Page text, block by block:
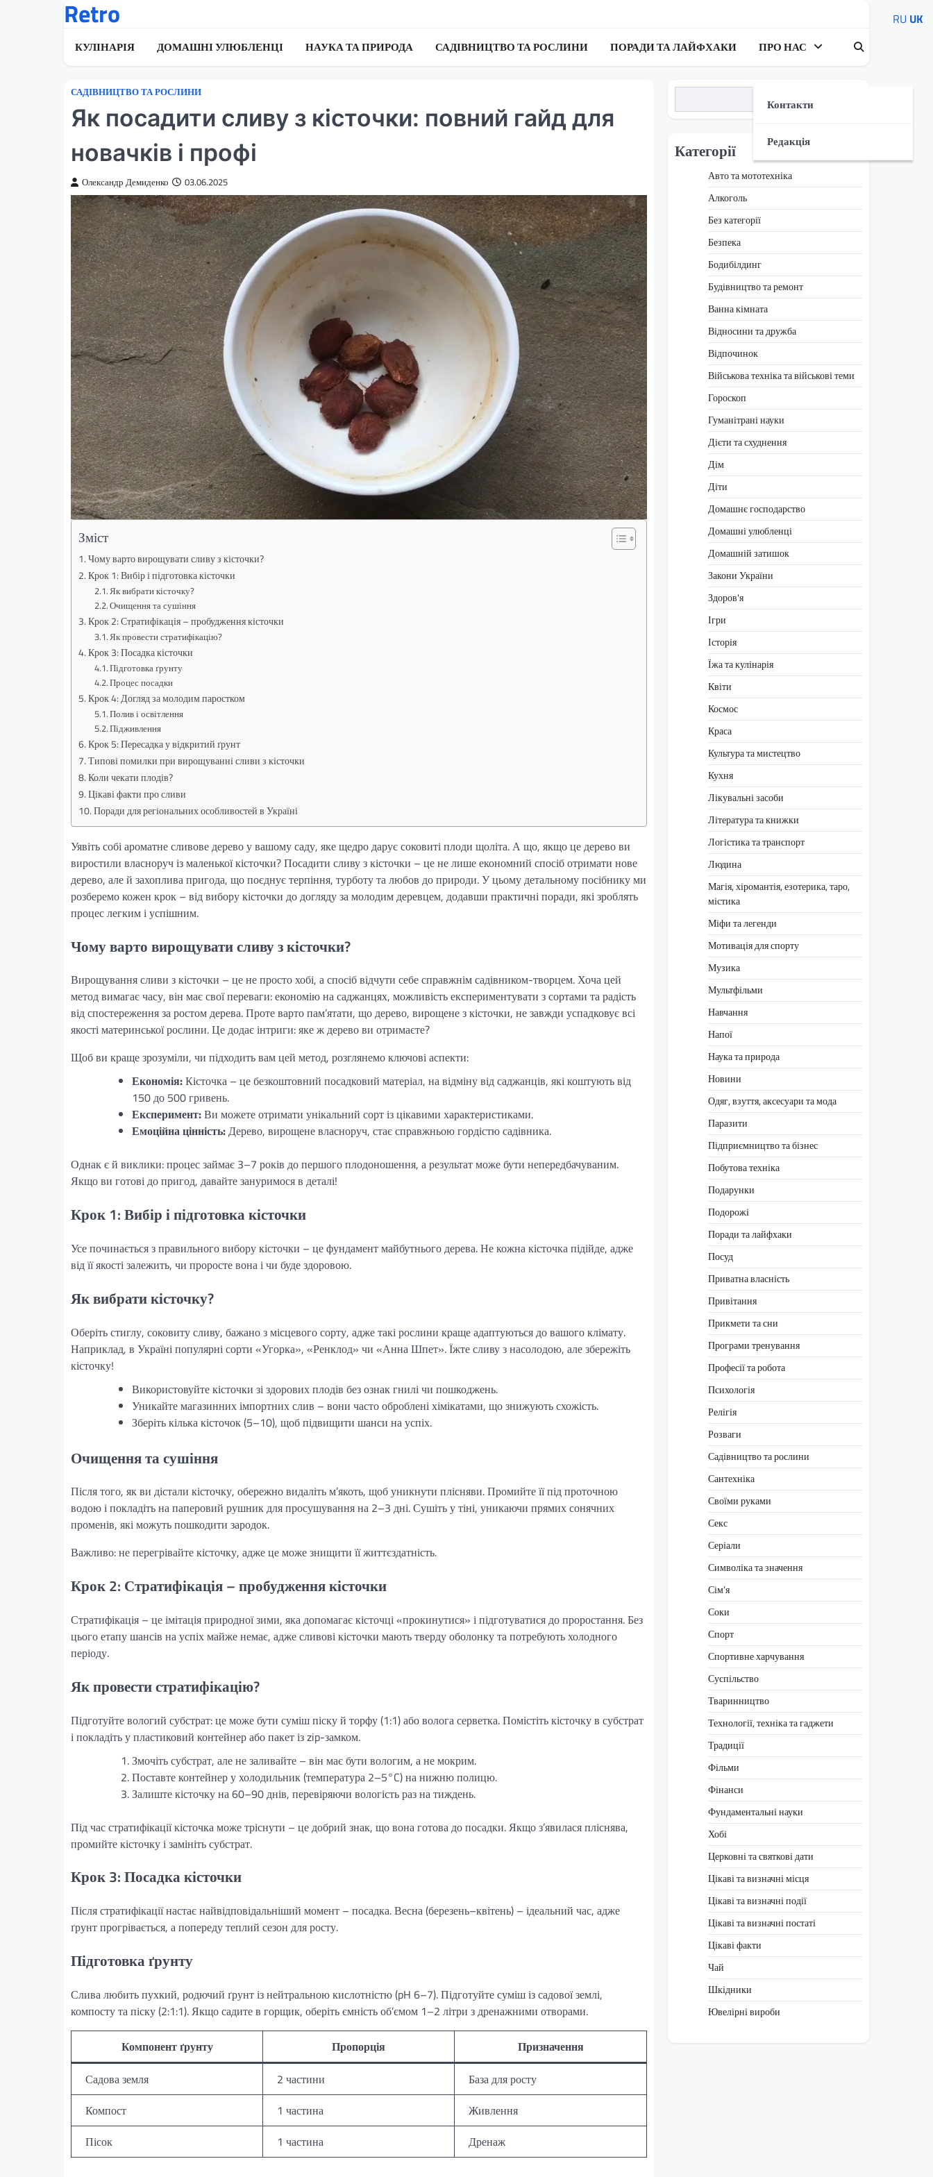
Retro
КУЛІНАРІЯ ДОМАШНІ УЛЮБЛЕНЦІ НАУКА ТА ПРИРОДА САДІВНИЦТВО ТА РОСЛИНИ ПОРАДИ ТА ЛАЙФХАКИ ПРО НАС
Контакти
Редакція
САДІВНИЦТВО ТА РОСЛИНИ
Як посадити сливу з кісточки: повний гайд для
новачків і профі
Олександр Демиденко 03.06.2025
Зміст
Чому варто вирощувати сливу з кісточки?
Крок 1: Вибір і підготовка кісточки
Як вибрати кісточку?
Очищення та сушіння
Крок 2: Стратифікація – пробудження кісточки
Як провести стратифікацію?
Крок 3: Посадка кісточки
Підготовка ґрунту
Процес посадки
Крок 4: Догляд за молодим паростком
Полив і освітлення
Підживлення
Крок 5: Пересадка у відкритий ґрунт
Типові помилки при вирощуванні сливи з кісточки
Коли чекати плодів?
Цікаві факти про сливи
Поради для регіональних особливостей в Україні
Уявіть собі ароматне сливове дерево у вашому саду, яке щедро дарує соковиті плоди щоліта. А що, якщо це дерево ви
виростили власноруч із маленької кісточки? Посадити сливу з кісточки – це не лише економний спосіб отримати нове
дерево, але й захоплива пригода, що поєднує терпіння, турботу та любов до природи. У цьому детальному посібнику ми
розберемо кожен крок – від вибору кісточки до догляду за молодим деревцем, додавши практичні поради, які зроблять
процес легким і успішним.
Чому варто вирощувати сливу з кісточки?
Вирощування сливи з кісточки – це не просто хобі, а спосіб відчути себе справжнім садівником-творцем. Хоча цей
метод вимагає часу, він має свої переваги: економію на саджанцях, можливість експериментувати з сортами та радість
від спостереження за ростом дерева. Проте варто пам’ятати, що дерево, вирощене з кісточки, не завжди успадковує всі
якості материнської рослини. Це додає інтриги: яке ж дерево ви отримаєте?
Щоб ви краще зрозуміли, чи підходить вам цей метод, розглянемо ключові аспекти:
Економія:Кісточка – це безкоштовний посадковий матеріал, на відміну від саджанців, які коштують від
150 до 500 гривень.
Експеримент:Ви можете отримати унікальний сорт із цікавими характеристиками.
Емоційна цінність:Дерево, вирощене власноруч, стає справжньою гордістю садівника.
Однак є й виклики: процес займає 3–7 років до першого плодоношення, а результат може бути непередбачуваним.
Якщо ви готові до пригод, давайте зануримося в деталі!
Крок 1: Вибір і підготовка кісточки
Усе починається з правильного вибору кісточки – це фундамент майбутнього дерева. Не кожна кісточка підійде, адже
від її якості залежить, чи проросте вона і чи буде здоровою.
Як вибрати кісточку?
Оберіть стиглу, соковиту сливу, бажано з місцевого сорту, адже такі рослини краще адаптуються до вашого клімату.
Наприклад, в Україні популярні сорти «Угорка», «Ренклод» чи «Анна Шпет». Їжте сливу з насолодою, але збережіть
кісточку!
Використовуйте кісточки зі здорових плодів без ознак гнилі чи пошкоджень.
Уникайте магазинних імпортних слив – вони часто оброблені хімікатами, що знижують схожість.
Зберіть кілька кісточок (5–10), щоб підвищити шанси на успіх.
Очищення та сушіння
Після того, як ви дістали кісточку, обережно видаліть м’якоть, щоб уникнути плісняви. Промийте її під проточною
водою і покладіть на паперовий рушник для просушування на 2–3 дні. Сушіть у тіні, уникаючи прямих сонячних
променів, які можуть пошкодити зародок.
Важливо: не перегрівайте кісточку, адже це може знищити її життєздатність.
Крок 2: Стратифікація – пробудження кісточки
Стратифікація – це імітація природної зими, яка допомагає кісточці «прокинутися» і підготуватися до проростання. Без
цього етапу шансів на успіх майже немає, адже сливові кісточки мають тверду оболонку та потребують холодного
періоду.
Як провести стратифікацію?
Підготуйте вологий субстрат: це може бути суміш піску й торфу (1:1) або волога серветка. Помістіть кісточку в субстрат
і покладіть у пластиковий контейнер або пакет із zip-замком.
Змочіть субстрат, але не заливайте – він має бути вологим, а не мокрим.
Поставте контейнер у холодильник (температура 2–5°C) на нижню полицю.
Залиште кісточку на 60–90 днів, перевіряючи вологість раз на тиждень.
Під час стратифікації кісточка може тріснути – це добрий знак, що вона готова до посадки. Якщо з’явилася пліснява,
промийте кісточку і замініть субстрат.
Крок 3: Посадка кісточки
Після стратифікації настає найвідповідальніший момент – посадка. Весна (березень–квітень) – ідеальний час, адже
ґрунт прогрівається, а попереду теплий сезон для росту.
Підготовка ґрунту
Слива любить пухкий, родючий ґрунт із нейтральною кислотністю (pH 6–7). Підготуйте суміш із садової землі,
компосту та піску (2:1:1). Якщо садите в горщик, оберіть ємність об’ємом 1–2 літри з дренажними отворами.
Компонент ґрунту Пропорція
Призначення
Садова земля
2 частини
База для росту
Компост
1 частина
Живлення
Пісок
1 частина Дренаж
Категорії
Авто та мототехніка
Алкоголь
Без категорії
Безпека
Бодибілдинг
Будівництво та ремонт
Ванна кімната
Відносини та дружба
Відпочинок
Військова техніка та військові теми
Гороскоп
Гуманітрані науки
Дієти та схуднення
Дім
Діти
Домашнє господарство
Домашні улюбленці
Домашній затишок
Закони України
Здоров'я
Ігри
Історія
Їжа та кулінарія
Квіти
Космос
Краса
Культура та мистецтво
Кухня
Лікувальні засоби
Література та книжки
Логістика та транспорт
Людина
Магія, хіромантія, езотерика, таро,
містика
Міфи та легенди
Мотивація для спорту
Музика
Мультфільми
Навчання
Напої
Наука та природа
Новини
Одяг, взуття, аксесуари та мода
Паразити
Підприємництво та бізнес
Побутова техніка
Подарунки
Подорожі
Поради та лайфхаки
Посуд
Приватна власність
Привітання
Прикмети та сни
Програми тренування
Професії та робота
Психологія
Релігія
Розваги
Садівництво та рослини
Сантехніка
Своїми руками
Секс
Серіали
Символіка та значення
Сім’я
Соки
Спорт
Спортивне харчування
Суспільство
Тваринництво
Технології, техніка та гаджети
Традиції
Фільми
Фінанси
Фундаментальні науки
Хобі
Церковні та святкові дати
Цікаві та визначні місця
Цікаві та визначні події
Цікаві та визначні постаті
Цікаві факти
Чай
Шкідники
Ювелірні вироби
RU UK